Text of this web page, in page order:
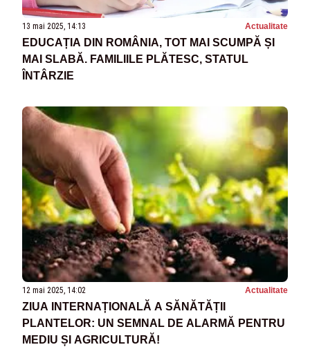
13 mai 2025, 14:13 Actualitate
EDUCAȚIA DIN ROMÂNIA, TOT MAI SCUMPĂ ȘI
MAI SLABĂ. FAMILIILE PLĂTESC, STATUL
ÎNTÂRZIE
12 mai 2025, 14:02 Actualitate
ZIUA INTERNAȚIONALĂ A SĂNĂTĂȚII
PLANTELOR: UN SEMNAL DE ALARMĂ PENTRU
MEDIU ȘI AGRICULTURĂ!